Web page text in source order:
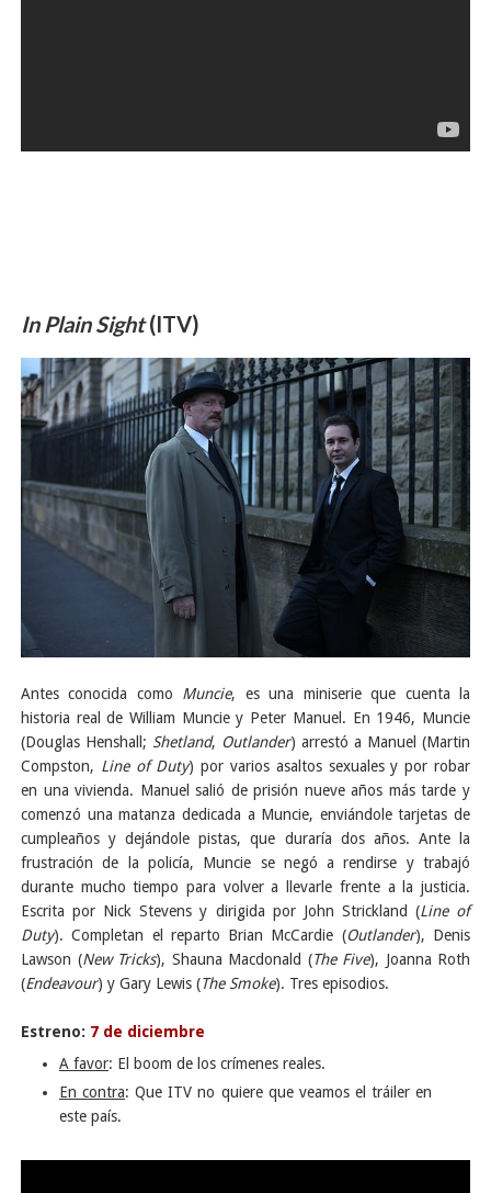
In Plain Sight(ITV)
Antes conocida como Muncie, es una miniserie que cuenta la
historia real de William Muncie y Peter Manuel. En 1946, Muncie
(Douglas Henshall; Shetland, Outlander) arrestó a Manuel (Martin
Compston, Line of Duty) por varios asaltos sexuales y por robar
en una vivienda. Manuel salió de prisión nueve años más tarde y
comenzó una matanza dedicada a Muncie, enviándole tarjetas de
cumpleaños y dejándole pistas, que duraría dos años. Ante la
frustración de la policía, Muncie se negó a rendirse y trabajó
durante mucho tiempo para volver a llevarle frente a la justicia.
Escrita por Nick Stevens y dirigida por John Strickland (Line of
Duty). Completan el reparto Brian McCardie (Outlander), Denis
Lawson (New Tricks), Shauna Macdonald (The Five), Joanna Roth
(Endeavour) y Gary Lewis (The Smoke). Tres episodios.
Estreno: 7 de diciembre
A favor: El boom de los crímenes reales.
En contra: Que ITV no quiere que veamos el tráiler en
este país.